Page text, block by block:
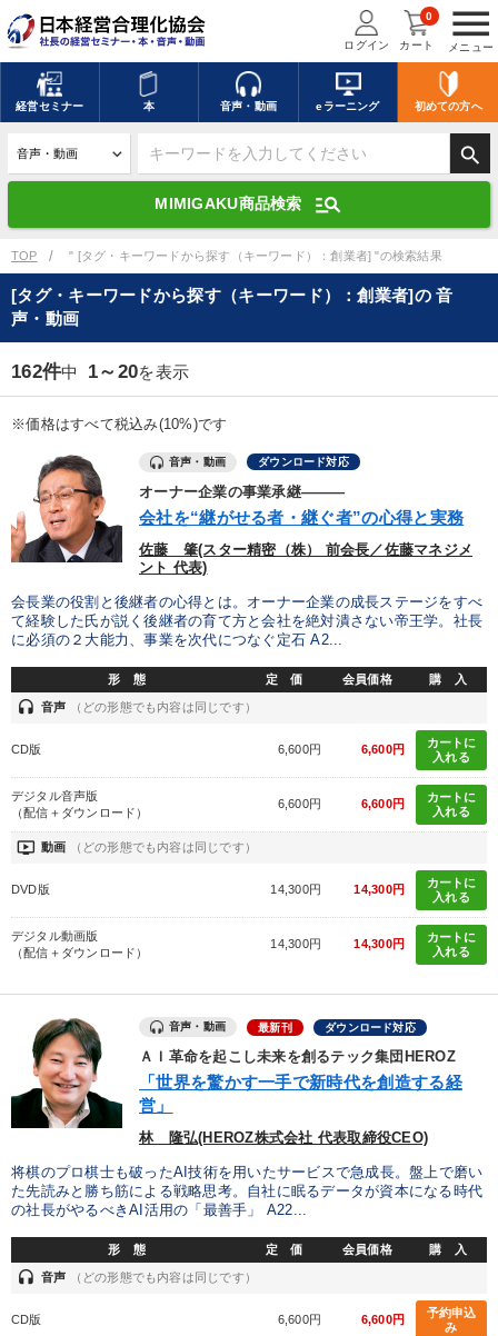
menu
メニュー
ログイン カート
0
経営セミナー 本 音声・動画 eラーニング 初めての方へ
search
MIMIGAKU商品検索 manage_search
キーワードを入力して探す
デジタル版対応のみ検索結果に表示する
search 上記の条件で検索
mic 講演収録物を探す
全国経営者セミナー講演収録物（全1315タイトル）からお探しいただけ
ます
優秀各社の智恵と戦略 事業家のロマンと経営
若手異才経営者の発想 専門家のアドバイス
リーダーの器量を学ぶ
テーマ
「利上げ時代の最新・銀行対策」＋「不動産市況予測」＋「市場
予測と株式投資」最新刊
【12月】音声・映像 売上直結の営業力や販売力を獲得する
【最新刊】時代を超える経営150の言葉＋社長のスピーチ・話材
【3月】音声・映像
業種
製造業 卸売・小売・飲食業 建設・不動産業
IT・サービス・金融業 コンサルタント 専門家
キーワード
モノづくり テレビ・ネットで話題 投資 経済予測
TOP " [タグ・キーワードから探す（キーワード）：創業者] "の検索結果
[タグ・キーワードから探す（キーワード）：創業者]の 音
声・動画
162件中 1～20を表示
※価格はすべて税込み(10%)です
音声・動画 ダウンロード対応
オーナー企業の事業承継―――
会社を“継がせる者・継ぐ者”の心得と実務
佐藤 肇(スター精密（株） 前会長／佐藤マネジメ
ント 代表)
会長業の役割と後継者の心得とは。オーナー企業の成長ステージをすべ
て経験した氏が説く後継者の育て方と会社を絶対潰さない帝王学。社長
に必須の２大能力、事業を次代につなぐ定石 A2...
形 態 定 価 会員価格 購 入
headset 音声 （どの形態でも内容は同じです）
CD版 6,600円 6,600円
カートに
入れる
デジタル音声版
（配信＋ダウンロード）
6,600円 6,600円
カートに
入れる
ondemand_video 動画 （どの形態でも内容は同じです）
DVD版 14,300円 14,300円
カートに
入れる
デジタル動画版
（配信＋ダウンロード）
14,300円 14,300円
カートに
入れる
音声・動画 最新刊 ダウンロード対応
ＡＩ革命を起こし未来を創るテック集団HEROZ
「世界を驚かす一手で新時代を創造する経
営」
林 隆弘(HEROZ株式会社 代表取締役CEO)
将棋のプロ棋士も破ったAI技術を用いたサービスで急成長。盤上で磨い
た先読みと勝ち筋による戦略思考。自社に眠るデータが資本になる時代
の社長がやるべきAI活用の「最善手」 A22...
形 態 定 価 会員価格 購 入
headset 音声 （どの形態でも内容は同じです）
CD版 6,600円 6,600円
予約申込
み